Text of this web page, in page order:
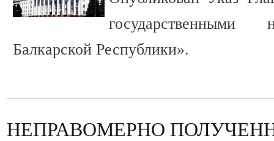
государственными
Балкарской Республики».
НЕПРАВОМЕРНО